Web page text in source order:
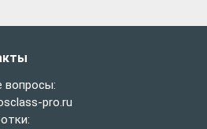
вопросы:
pro.ru